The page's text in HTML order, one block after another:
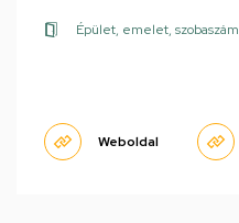
Épület, emelet, szobaszám
Weboldal